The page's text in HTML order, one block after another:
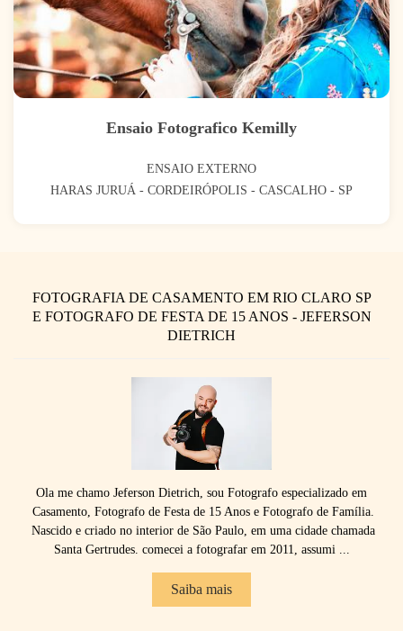
Ensaio Fotografico Kemilly
ENSAIO EXTERNO
HARAS JURUÁ - CORDEIRÓPOLIS - CASCALHO - SP
FOTOGRAFIA DE CASAMENTO EM RIO CLARO SP
E FOTOGRAFO DE FESTA DE 15 ANOS - JEFERSON
DIETRICH
Ola me chamo Jeferson Dietrich, sou Fotografo especializado em
Casamento, Fotografo de Festa de 15 Anos e Fotografo de Família.
Nascido e criado no interior de São Paulo, em uma cidade chamada
Santa Gertrudes. comecei a fotografar em 2011, assumi ...
Saiba mais